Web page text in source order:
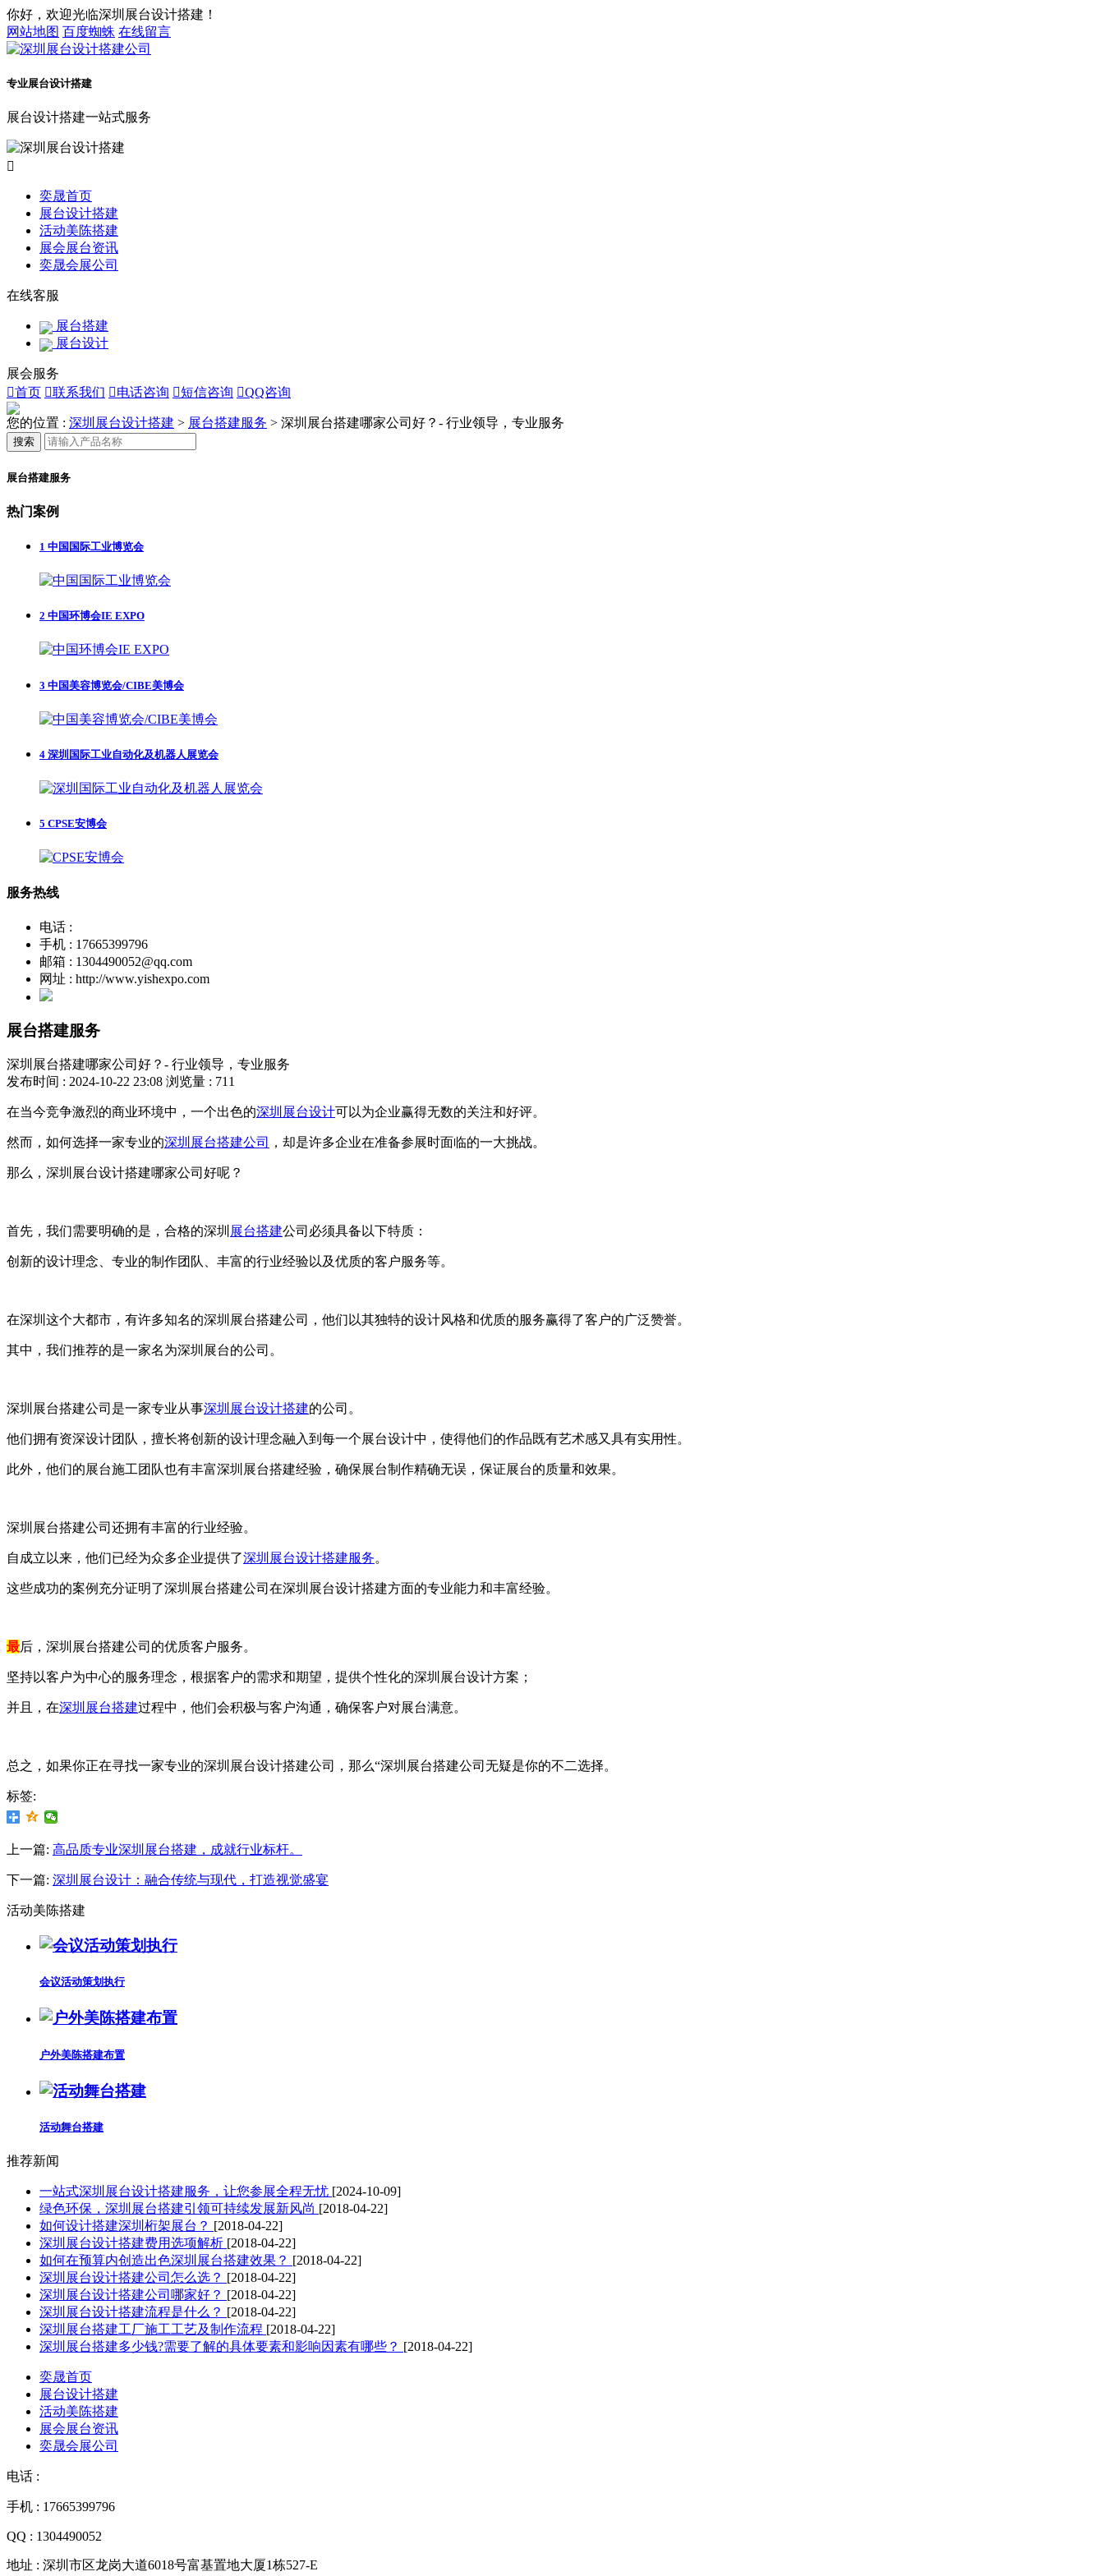
你好，欢迎光临深圳展台设计搭建！
网站地图 百度蜘蛛 在线留言
专业展台设计搭建
展台设计搭建一站式服务

奕晟首页
展台设计搭建
活动美陈搭建
展会展台资讯
奕晟会展公司
在线客服
展台搭建
展台设计
展会服务
首页 联系我们 电话咨询 短信咨询 QQ咨询
您的位置 : 深圳展台设计搭建 > 展台搭建服务 > 深圳展台搭建哪家公司好？- 行业领导，专业服务
搜索
展台搭建服务
热门案例
1 中国国际工业博览会
2 中国环博会IE EXPO
3 中国美容博览会/CIBE美博会
4 深圳国际工业自动化及机器人展览会
5 CPSE安博会
服务热线
电话 :
手机 : 17665399796
邮箱 : 1304490052@qq.com
网址 : http://www.yishexpo.com
展台搭建服务
深圳展台搭建哪家公司好？- 行业领导，专业服务
发布时间 : 2024-10-22 23:08 浏览量 : 711
在当今竞争激烈的商业环境中，一个出色的深圳展台设计可以为企业赢得无数的关注和好评。
然而，如何选择一家专业的深圳展台搭建公司 ，却是许多企业在准备参展时面临的一大挑战。
那么，深圳展台设计搭建哪家公司好呢？
首先，我们需要明确的是，合格的深圳 展台搭建公司必须具备以下特质：
创新的设计理念、专业的制作团队、丰富的行业经验以及优质的客户服务等。
在深圳这个大都市，有许多知名的深圳展台搭建公司，他们以其独特的设计风格和优质的服务赢得了客户的广泛赞誉。
其中，我们推荐的是一家名为深圳展台的公司。
深圳展台搭建公司是一家专业从事深圳展台设计搭建的公司。
他们拥有资深设计团队，擅长将创新的设计理念融入到每一个展台设计中，使得他们的作品既有艺术感又具有实用性。
此外，他们的展台施工团队也有丰富深圳展台搭建经验，确保展台制作精确无误，保证展台的质量和效果。
深圳展台搭建公司还拥有丰富的行业经验。
自成立以来，他们已经为众多企业提供了深圳展台设计搭建服务。
这些成功的案例充分证明了深圳展台搭建公司在深圳展台设计搭建方面的专业能力和丰富经验。
最后，深圳展台搭建公司的优质客户服务。
坚持以客户为中心的服务理念，根据客户的需求和期望，提供个性化的深圳展台设计方案；
并且，在深圳展台搭建过程中，他们会积极与客户沟通，确保客户对展台满意。
总之，如果你正在寻找一家专业的深圳展台设计搭建公司，那么“深圳展台搭建公司无疑是你的不二选择。
标签:
上一篇: 高品质专业深圳展台搭建，成就行业标杆。
下一篇: 深圳展台设计：融合传统与现代，打造视觉盛宴
活动美陈搭建
会议活动策划执行
户外美陈搭建布置
活动舞台搭建
推荐新闻
一站式深圳展台设计搭建服务，让您参展全程无忧 [2024-10-09]
绿色环保，深圳展台搭建引领可持续发展新风尚 [2018-04-22]
如何设计搭建深圳桁架展台？ [2018-04-22]
深圳展台设计搭建费用选项解析 [2018-04-22]
如何在预算内创造出色深圳展台搭建效果？ [2018-04-22]
深圳展台设计搭建公司怎么选？ [2018-04-22]
深圳展台设计搭建公司哪家好？ [2018-04-22]
深圳展台设计搭建流程是什么？ [2018-04-22]
深圳展台搭建工厂施工工艺及制作流程 [2018-04-22]
深圳展台搭建多少钱?需要了解的具体要素和影响因素有哪些？ [2018-04-22]
奕晟首页
展台设计搭建
活动美陈搭建
展会展台资讯
奕晟会展公司
电话 :
手机 : 17665399796
QQ : 1304490052
地址 : 深圳市区龙岗大道6018号富基置地大厦1栋527-E